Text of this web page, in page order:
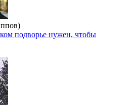
подворье нужен, чтобы